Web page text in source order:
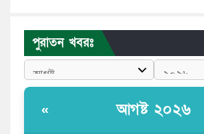
পুলিশকে পিটিয়ে রক্তাক্ত করেছি এ দৃশ্য কি
এনসিপি নেতা
পুরাতন খবরঃ
« আগষ্ট ২০২৬